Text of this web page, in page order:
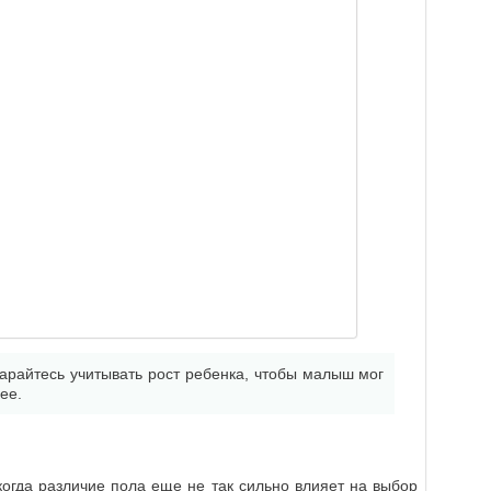
учитывать рост ребенка, чтобы малыш мог
различие пола еще не так сильно влияет на выбор